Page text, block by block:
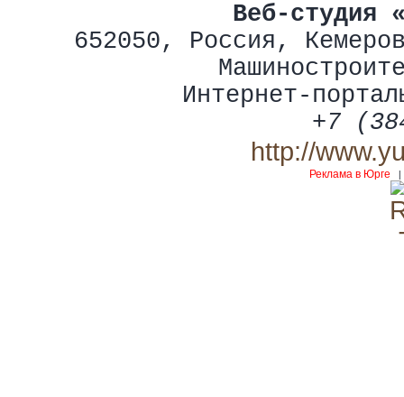
Веб-студия
652050, Россия ,
Интернет-
+7
http://
Реклама в Юрге